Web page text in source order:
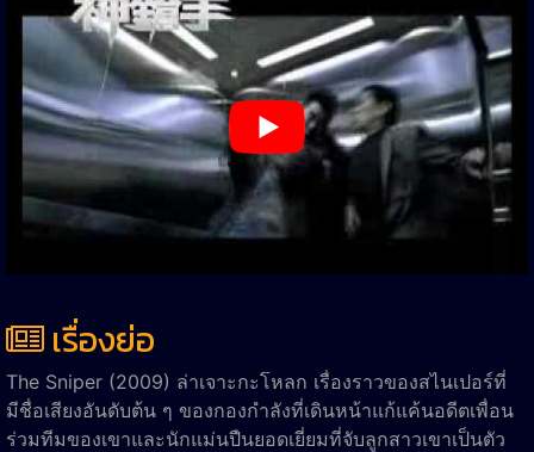
เรื่องย่อ
The Sniper (2009) ล่าเจาะกะโหลก เรื่องราวของสไนเปอร์ที่
มีชื่อเสียงอันดับต้น ๆ ของกองกำลังที่เดินหน้าแก้แค้นอดีตเพื่อน
ร่วมทีมของเขาและนักแม่นปืนยอดเยี่ยมที่จับลูกสาวเขาเป็นตัว